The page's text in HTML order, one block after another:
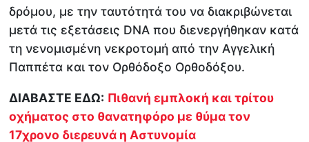
δρόμου, με την ταυτότητά του να διακριβώνεται
μετά τις εξετάσεις DNA που διενεργήθηκαν κατά
τη νενομισμένη νεκροτομή από την Αγγελική
Παππέτα και τον Ορθόδοξο Ορθοδόξου.
ΔΙΑΒΑΣΤΕ ΕΔΩ: Πιθανή εμπλοκή και τρίτου
οχήματος στο θανατηφόρο με θύμα τον
17χρονο διερευνά η Αστυνομία